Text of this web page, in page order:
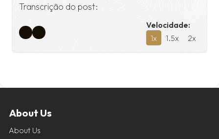
Transcrição do post:
Velocidade:
1x 1.5x 2x
About Us
About Us